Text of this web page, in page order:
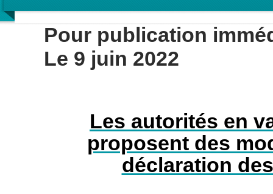
Pour publication
Le 9 juin 2022
Les autorités en
proposent des
déclaration